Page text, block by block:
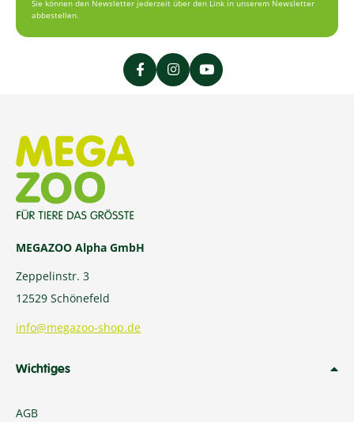
Sie können den Newsletter jederzeit über den Link in unserem Newsletter
abbestellen.
MEGAZOO Alpha GmbH
Zeppelinstr. 3
12529 Schönefeld
info@megazoo-shop.de
Wichtiges
AGB